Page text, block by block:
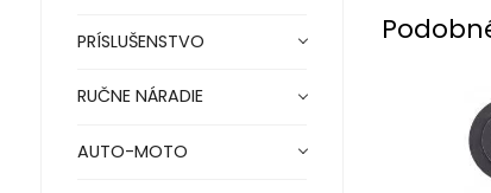
PRÍSLUŠENSTVO
RUČNE NÁRADIE
AUTO-MOTO